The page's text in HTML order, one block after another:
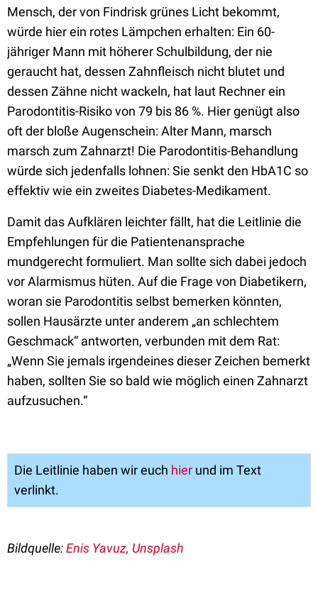
Mensch, der von Findrisk grünes Licht bekommt,
würde hier ein rotes Lämpchen erhalten: Ein 60-
jähriger Mann mit höherer Schulbildung, der nie
geraucht hat, dessen Zahnfleisch nicht blutet und
dessen Zähne nicht wackeln, hat laut Rechner ein
Parodontitis-Risiko von 79 bis 86 %. Hier genügt also
oft der bloße Augenschein: Alter Mann, marsch
marsch zum Zahnarzt! Die Parodontitis-Behandlung
würde sich jedenfalls lohnen: Sie senkt den HbA1C so
effektiv wie ein zweites Diabetes-Medikament.
Damit das Aufklären leichter fällt, hat die Leitlinie die
Empfehlungen für die Patientenansprache
mundgerecht formuliert. Man sollte sich dabei jedoch
vor Alarmismus hüten. Auf die Frage von Diabetikern,
woran sie Parodontitis selbst bemerken könnten,
sollen Hausärzte unter anderem „an schlechtem
Geschmack“ antworten, verbunden mit dem Rat:
„Wenn Sie jemals irgendeines dieser Zeichen bemerkt
haben, sollten Sie so bald wie möglich einen Zahnarzt
aufzusuchen.“
Die Leitlinie haben wir euch hier und im Text
verlinkt.
Bildquelle:Enis Yavuz, Unsplash